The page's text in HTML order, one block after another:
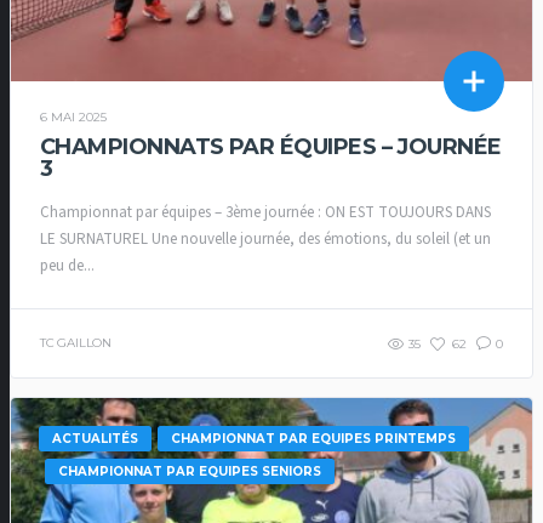
6 MAI 2025
CHAMPIONNATS PAR ÉQUIPES – JOURNÉE
3
Championnat par équipes – 3ème journée : ON EST TOUJOURS DANS
LE SURNATUREL Une nouvelle journée, des émotions, du soleil (et un
peu de...
TC GAILLON 35 62 0
ACTUALITÉS CHAMPIONNAT PAR EQUIPES PRINTEMPS
CHAMPIONNAT PAR EQUIPES SENIORS